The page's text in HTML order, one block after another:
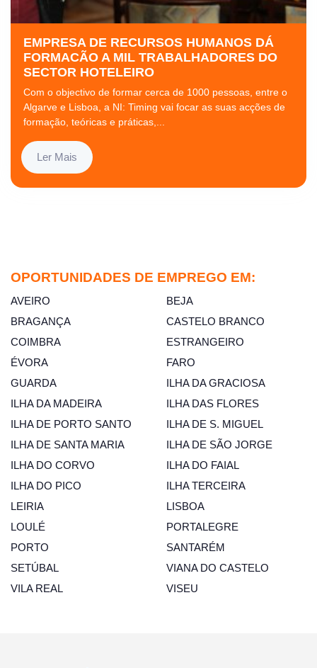
EMPRESA DE RECURSOS HUMANOS DÁ
FORMACÃO A MIL TRABALHADORES DO
SECTOR HOTELEIRO
Com o objectivo de formar cerca de 1000 pessoas, entre o
Algarve e Lisboa, a NI: Timing vai focar as suas acções de
formação, teóricas e práticas,...
Ler Mais
OPORTUNIDADES DE EMPREGO EM:
AVEIRO
BEJA
BRAGANÇA
CASTELO BRANCO
COIMBRA
ESTRANGEIRO
ÉVORA
FARO
GUARDA
ILHA DA GRACIOSA
ILHA DA MADEIRA
ILHA DAS FLORES
ILHA DE PORTO SANTO
ILHA DE S. MIGUEL
ILHA DE SANTA MARIA
ILHA DE SÃO JORGE
ILHA DO CORVO
ILHA DO FAIAL
ILHA DO PICO
ILHA TERCEIRA
LEIRIA
LISBOA
LOULÉ
PORTALEGRE
PORTO
SANTARÉM
SETÚBAL
VIANA DO CASTELO
VILA REAL
VISEU